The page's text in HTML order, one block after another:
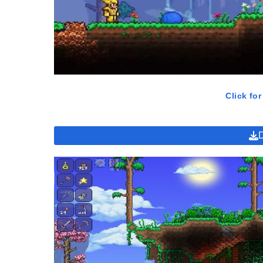
dari 5 juta kali. Tentu saja bukan angka yang kecil
Play Store.
Lantas, Terraria APK ini game yang seperti apa sih?
sandbox yang dikembangkan oleh 505 Games Srl.
secara gratis di websiteModRadar
. Apalagi,
pasti bakal lebih asyik ketimbang versi aslinya, Sob.
Katanya Mirip Minecraft Ya?
Kalau ditanya game apa yang mirip sama Terraria
Click for